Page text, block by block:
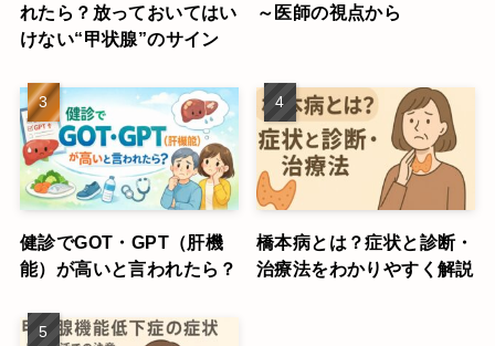
れたら？放っておいてはい
けない“甲状腺”のサイン
～医師の視点から
健診でGOT・GPT（肝機
能）が高いと言われたら？
橋本病とは？症状と診断・
治療法をわかりやすく解説